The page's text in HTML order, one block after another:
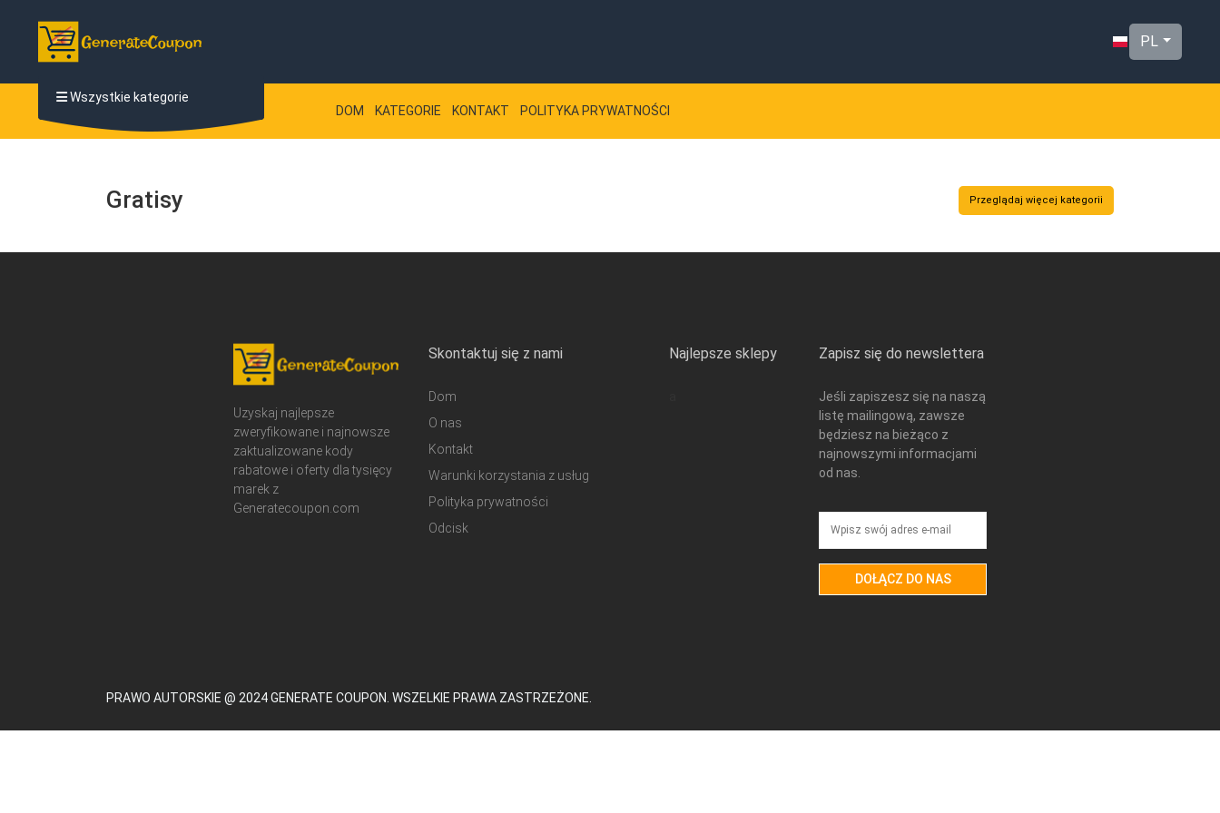
PL
Wszystkie kategorie
DOM
KATEGORIE KONTAKT POLITYKA PRYWATNOŚCI
Gratisy Przeglądaj więcej kategorii
Uzyskaj najlepsze
zweryfikowane i najnowsze
zaktualizowane kody
rabatowe i oferty dla tysięcy
marek z
Generatecoupon.com
Skontaktuj się z nami
Dom
O nas
Kontakt
Warunki korzystania z usług
Polityka prywatności
Odcisk
Najlepsze sklepy Zapisz się do newslettera
Jeśli zapiszesz się na naszą
listę mailingową, zawsze
będziesz na bieżąco z
najnowszymi informacjami
od nas.
PRAWO AUTORSKIE @ 2024 GENERATE COUPON. WSZELKIE PRAWA ZASTRZEŻONE.